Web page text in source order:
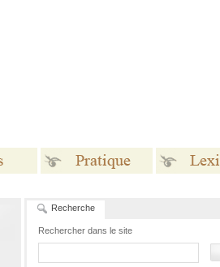
Recherche
Rechercher dans le site
Pratique